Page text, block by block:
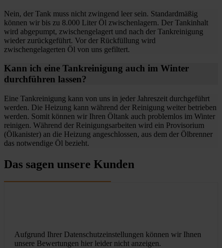
Nein, der Tank muss nicht zwingend leer sein. Standardmäßig
können wir bis zu 8.000 Liter Öl zwischenlagern. Der Tankinhalt
wird abgepumpt, zwischengelagert und nach der Tankreinigung
wieder zurückgeführt. Vor der Rückfüllung wird
zwischengelagerten Öl von uns gefiltert.
Kann ich eine Tankreinigung auch im Winter
durchführen lassen?
Eine Tankreinigung kann von uns in jeder Jahreszeit durchgeführt
werden. Die Heizung kann während der Reinigung weiter betrieben
werden. Somit können wir Ihren Öltank auch problemlos im Winter
reinigen. Während der Reinigungsarbeiten wird ein Provisorium
(Ölkanister) an die Heizung angeschlossen, aus dem der Ölbrenner
das notwendige Öl bezieht.
Das sagen unsere Kunden
Aufgrund Ihrer Datenschutzeinstellungen können wir Ihnen
unsere Bewertungen hier leider nicht anzeigen.